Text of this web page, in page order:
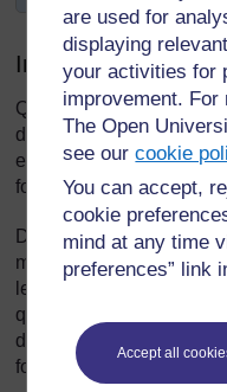
are used for
displaying
your activities for
improvement. For
The Open
see ourcookie
You can accept,
cookie
mind at any time
preferences” link
Accept all
Introduction
Quelles sont les
dans ce mouvement ?
expliquer ses effets ?
forces pour simplifier ou
Dans cette section, vous
méthodes pour
les forces à l’œuvre
qu’enseignant, votre
donner des explications
forces provoquent des